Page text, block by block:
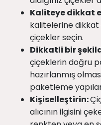
Kaliteye dikkat
kalitelerine dikkat
çiçekler seçin.
Dikkatli bir
çiçeklerin doğru
hazırlanmış
paketleme
Kişiselleştirin:
alıcının ilgisini